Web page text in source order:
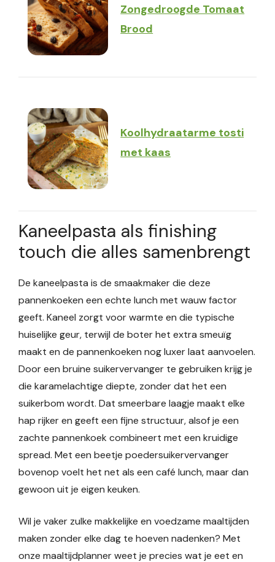
Zongedroogde Tomaat
Brood
Koolhydraatarme tosti
met kaas
Kaneelpasta als finishing
touch die alles samenbrengt
De kaneelpasta is de smaakmaker die deze
pannenkoeken een echte lunch met wauw factor
geeft. Kaneel zorgt voor warmte en die typische
huiselijke geur, terwijl de boter het extra smeuïg
maakt en de pannenkoeken nog luxer laat aanvoelen.
Door een bruine suikervervanger te gebruiken krijg je
die karamelachtige diepte, zonder dat het een
suikerbom wordt. Dat smeerbare laagje maakt elke
hap rijker en geeft een fijne structuur, alsof je een
zachte pannenkoek combineert met een kruidige
spread. Met een beetje poedersuikervervanger
bovenop voelt het net als een café lunch, maar dan
gewoon uit je eigen keuken.
Wil je vaker zulke makkelijke en voedzame maaltijden
maken zonder elke dag te hoeven nadenken? Met
onze maaltijdplanner weet je precies wat je eet en